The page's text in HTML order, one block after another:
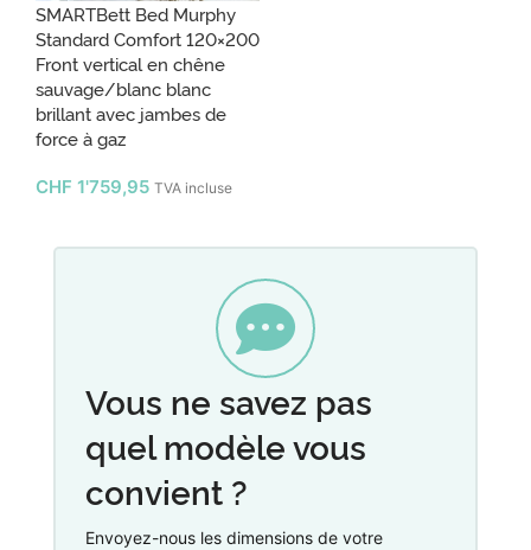
SMARTBett Bed Murphy
Standard Comfort 120×200
Front vertical en chêne
sauvage/blanc blanc
brillant avec jambes de
force à gaz
CHF 1'759,95 TVA incluse
Vous ne savez pas
quel modèle vous
convient ?
Envoyez-nous les dimensions de votre